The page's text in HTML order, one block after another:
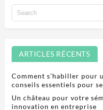
ARTICLES RÉCENTS
Comment s’habiller pour
conseils essentiels pour
Un château pour votre
innovation en entreprise